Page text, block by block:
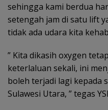
sehingga kami berdua
setengah jam di satu lift
tidak ada udara kita
” Kita dikasih oxygen
keterlaluan sekali, ini
boleh terjadi lagi kepada
Sulawesi Utara, ” tegas